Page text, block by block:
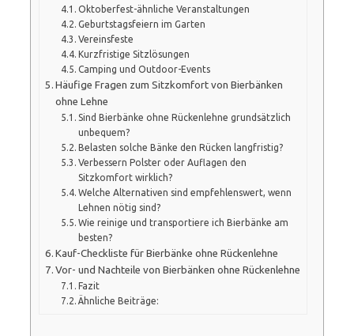
Oktoberfest-ähnliche Veranstaltungen
Geburtstagsfeiern im Garten
Vereinsfeste
Kurzfristige Sitzlösungen
Camping und Outdoor-Events
Häufige Fragen zum Sitzkomfort von Bierbänken
ohne Lehne
Sind Bierbänke ohne Rückenlehne grundsätzlich
unbequem?
Belasten solche Bänke den Rücken langfristig?
Verbessern Polster oder Auflagen den
Sitzkomfort wirklich?
Welche Alternativen sind empfehlenswert, wenn
Lehnen nötig sind?
Wie reinige und transportiere ich Bierbänke am
besten?
Kauf-Checkliste für Bierbänke ohne Rückenlehne
Vor- und Nachteile von Bierbänken ohne Rückenlehne
Fazit
Ähnliche Beiträge: